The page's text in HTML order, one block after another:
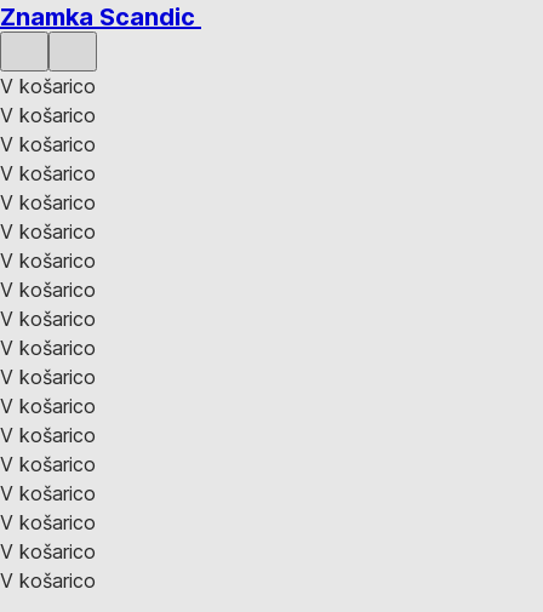
Znamka Scandic
V košarico
V košarico
V košarico
V košarico
V košarico
V košarico
V košarico
V košarico
V košarico
V košarico
V košarico
V košarico
V košarico
V košarico
V košarico
V košarico
V košarico
V košarico